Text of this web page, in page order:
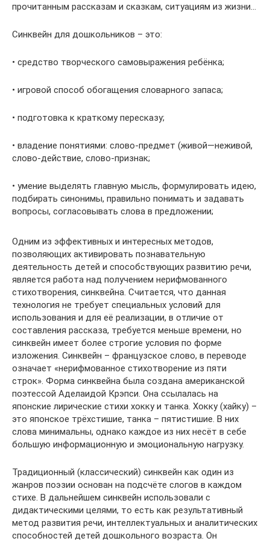
прочитанным рассказам и сказкам, ситуациям из жизни…
Синквейн для дошкольников – это:
• средство творческого самовыражения ребёнка;
• игровой способ обогащения словарного запаса;
• подготовка к краткому пересказу;
• владение понятиями: слово-предмет (живой—неживой,
слово-действие, слово-признак;
• умение выделять главную мысль, формулировать идею,
подбирать синонимы, правильно понимать и задавать
вопросы, согласовывать слова в предложении;
Одним из эффективных и интересных методов,
позволяющих активировать познавательную
деятельность детей и способствующих развитию речи,
является работа над получением нерифмованного
стихотворения, синквейна. Считается, что данная
технология не требует специальных условий для
использования и для её реализации, в отличие от
составления рассказа, требуется меньше времени, но
синквейн имеет более строгие условия по форме
изложения. Синквейн – французское слово, в переводе
означает «нерифмованное стихотворение из пяти
строк». Форма синквейна была создана американской
поэтессой Аделаидой Крэпси. Она ссылалась на
японские лирические стихи хокку и танка. Хокку (хайку) –
это японское трёхстишие, танка – пятистишие. В них
слова минимальны, однако каждое из них несёт в себе
большую информационную и эмоциональную нагрузку.
Традиционный (классический) синквейн как один из
жанров поэзии основан на подсчёте слогов в каждом
стихе. В дальнейшем синквейн использовали с
дидактическими целями, то есть как результативный
метод развития речи, интеллектуальных и аналитических
способностей детей дошкольного возраста. Он